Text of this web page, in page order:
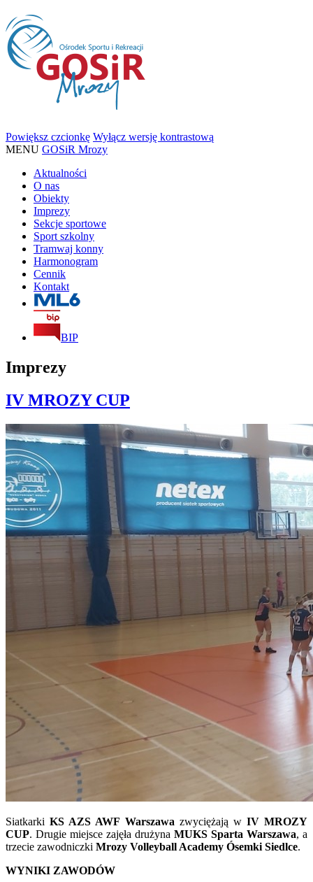
Powiększ czcionkę Wyłącz wersję kontrastową
MENU GOSiR Mrozy
Aktualności
O nas
Obiekty
Imprezy
Sekcje sportowe
Sport szkolny
Tramwaj konny
Harmonogram
Cennik
Kontakt
BIP
Imprezy
IV MROZY CUP
Siatkarki KS AZS AWF Warszawa zwyciężają w IV MROZY
CUP. Drugie miejsce zajęła drużyna MUKS Sparta Warszawa, a
trzecie zawodniczki Mrozy Volleyball Academy Ósemki Siedlce.
WYNIKI ZAWODÓW